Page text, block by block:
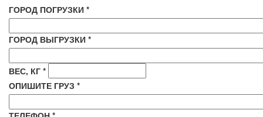
ГОРОД ПОГРУЗКИ *
ГОРОД ВЫГРУЗКИ *
ВЕС, КГ *
ОПИШИТЕ ГРУЗ *